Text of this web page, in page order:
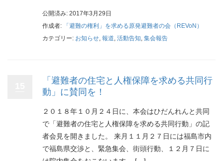
公開済み: 2017年3月29日
作成者:
「避難の権利」を求める原発避難者の会（REVoN）
カテゴリー: お知らせ 報道 活動告知 集会報告
「避難者の住宅と人権保障を求める共同行
動」に賛同を！
２０１８年１０月２４日に、本会はひだんれんと共同
で「避難者の住宅と人権保障を求める共同行動」の記
者会見を開きました。 来月１１月２７日には福島市内
で福島県交渉と、緊急集会、街頭行動、１２月７日に